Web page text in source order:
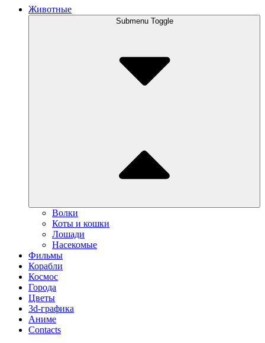
Животные
Submenu Toggle
Волки
Коты и кошки
Лошади
Насекомые
Фильмы
Корабли
Космос
Города
Цветы
3d-графика
Аниме
Contacts